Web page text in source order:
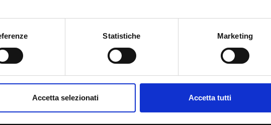
geografica, con un'approssimazione di qualche metro,
momento dalla Dichiarazione sui cookie.
Statistiche Marketing
Accetta selezionati Accetta tutti